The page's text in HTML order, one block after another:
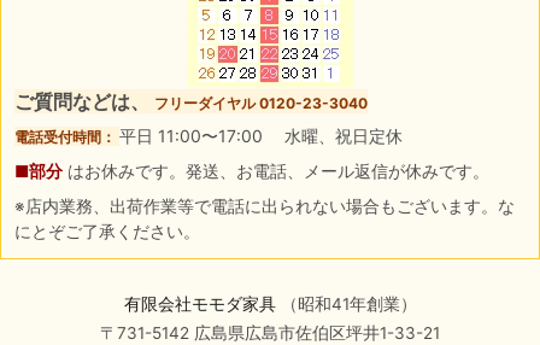
ご質問などは、
フリーダイヤル 0120-23-3040
電話受付時間： 平日 11:00〜17:00 水曜、祝日定休
■部分 はお休みです。発送、お電話、メール返信が休みです。
※店内業務、出荷作業等で電話に出られない場合もございます。な
にとぞご了承ください。
有限会社モモダ家具（昭和41年創業）
〒731-5142 広島県広島市佐伯区坪井1-33-21